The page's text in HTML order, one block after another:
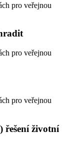
pro veřejnou
pro veřejnou
pro veřejnou
řešení životní